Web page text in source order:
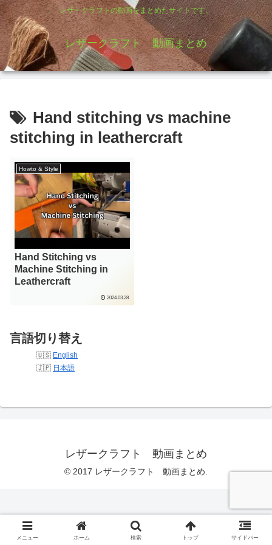
レザークラフトの動画をまとめたサイトです。
レザークラフト 動画まとめ
Hand stitching vs machine
stitching in leathercraft
Howto & Style
Hand Stitching vs
Machine Stitching in
Leathercraft
2024.03.28
言語切り替え
English
日本語
レザークラフト 動画まとめ
© 2017 レザークラフト 動画まとめ.
メニュー ホーム 検索 トップ サイドバー